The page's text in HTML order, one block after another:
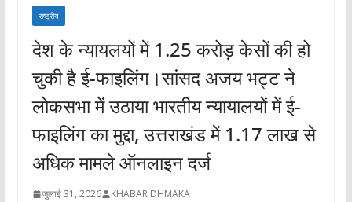
राष्ट्रीय
देश के न्यायलयों में 1.25 करोड़ केसों की हो
चुकी है ई-फाइलिंग।सांसद अजय भट्ट ने
लोकसभा में उठाया भारतीय न्यायालयों में ई-
फाइलिंग का मुद्दा, उत्तराखंड में 1.17 लाख से
अधिक मामले ऑनलाइन दर्ज
जुलाई 31, 2026 KHABAR DHMAKA